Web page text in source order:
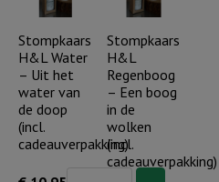
speciaal,
uniek
bijzonder
Stompkaars
H&L Water
– Uit het
water van
de doop
(incl.
cadeauverpakking)
Stompkaars
H&L
Regenboog
– Een boog
in de
wolken
(incl.
cadeauverpakking)